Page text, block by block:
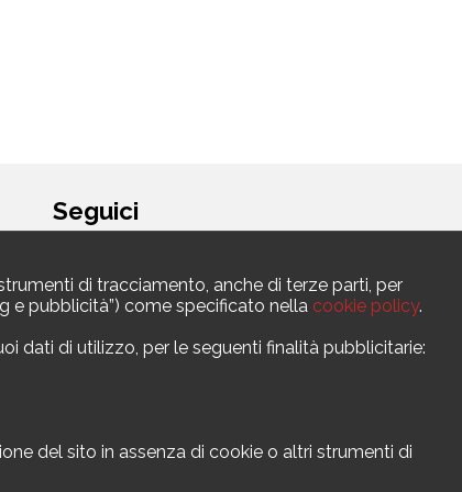
Seguici
di tracciamento, anche di terze parti, per
e pubblicità”) come specificato nella cookie policy.
dati di utilizzo, per le seguenti finalità pubblicitarie:
del sito in assenza di cookie o altri strumenti di